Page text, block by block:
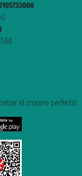
el crucero perfecto!